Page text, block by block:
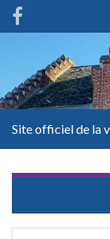
Site officiel de la